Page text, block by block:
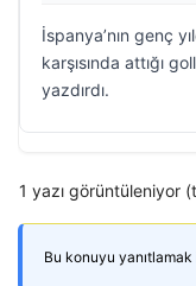
İspanya’nın genç
karşısında attığı
yazdırdı.
1 yazı görüntüleniyor
Bu konuyu yanıtlamak